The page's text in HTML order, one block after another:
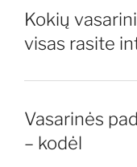
Kokių
visas rasite
Vasarinės
– kodėl